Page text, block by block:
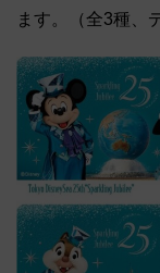
ます。（全3種、